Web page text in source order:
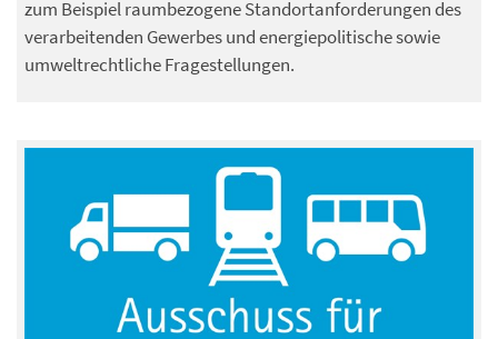
zum Beispiel raumbezogene Standortanforderungen des
verarbeitenden Gewerbes und energiepolitische sowie
umweltrechtliche Fragestellungen.